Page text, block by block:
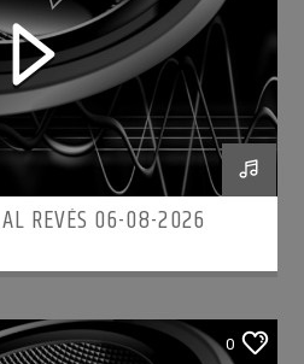
REVÉS 06-08-2026
0